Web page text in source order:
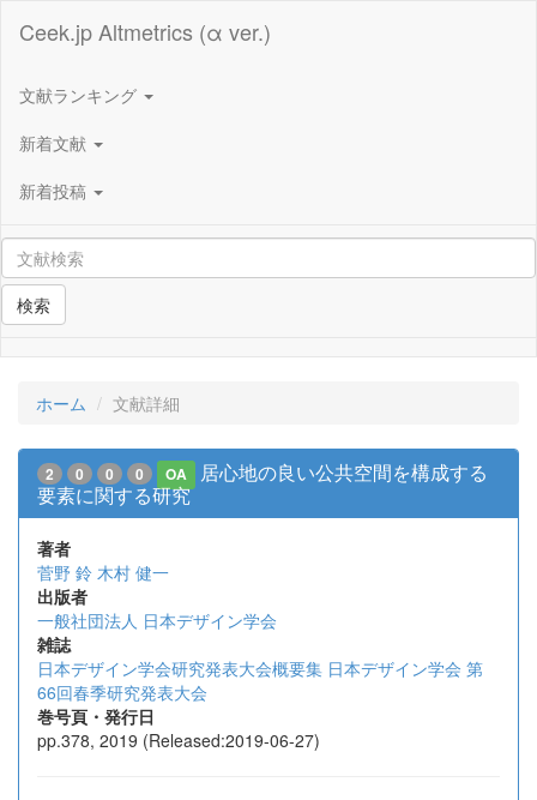
Ceek.jp Altmetrics (α ver.)
文献ランキング
新着文献
新着投稿
検索
ホーム 文献詳細
2 0 0 0 OA
居心地の良い公共空間を構成する
要素に関する研究
著者
菅野 鈴 木村 健一
出版者
一般社団法人 日本デザイン学会
雑誌
日本デザイン学会研究発表大会概要集 日本デザイン学会 第
66回春季研究発表大会
巻号頁・発行日
pp.378, 2019 (Released:2019-06-27)